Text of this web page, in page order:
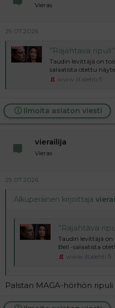
Vieras
29.07.2026
”Räjähtävä ripuli” leviää
Taudin levittäjä on
salaatista otettu
www.iltalehti.fi
Ilmoita asiaton viesti
vierailija
Vieras
29.07.2026
Alkuperäinen kirjoittaja
”Räjähtävä ripuli” leviää
Taudin levittäjä on
Bell -salaatista
www.iltalehti.fi
Palstan MAGA-hörhön